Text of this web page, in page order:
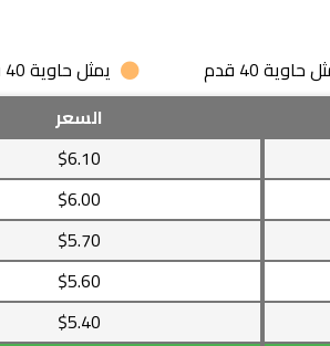
حاوية 40 قدم
يمثل حاوية 40 قدم HQ
السعر
$6.10
$6.00
$5.70
$5.60
$5.40